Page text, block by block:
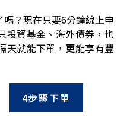
？現在只要6分鐘線上申
投資基金、海外債券，也
天就能下單，更能享有豐
4步驟下單